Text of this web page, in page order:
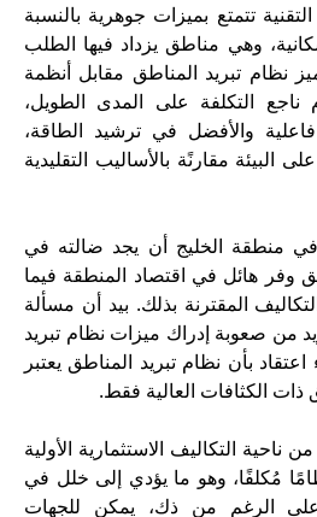
تتمتع بميزات جوهرية بالنسبة
وهي مناطق يزداد فيها الطلب
نظام تبريد المناطق مقابل أنظمة
ناجع التكلفة على المدى الطويل،
والأفضل في ترشيد الطاقة،
البيئة مقارنًة بالأساليب التقليدية
منطقة الخليج أن يجد ضالته في
وفر هائل في اقتصاد المنطقة فيما
المقترنة بذلك. بيد أن مسألة
من صعوبة إدراك ميزات نظام تبريد
بأن نظام تبريد المناطق يعتبر
ذات الكثافات العالية فقط.
ناحية التكاليف الاستثمارية الأولية
مُكلفًا، وهو ما يؤدي إلى خلل في
الرغم من ذك، يمكن للجهات